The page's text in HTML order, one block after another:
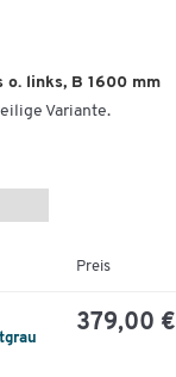
o. links, B 1600 mm
Variante.
Preis
379,00 €